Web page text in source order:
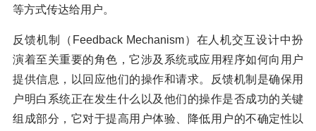
等方式传达给用户。
反馈机制（Feedback Mechanism）在人机交互设计中扮
演着至关重要的角色，它涉及系统或应用程序如何向用户
提供信息，以回应他们的操作和请求。反馈机制是确保用
户明白系统正在发生什么以及他们的操作是否成功的关键
组成部分，它对于提高用户体验、降低用户的不确定性以